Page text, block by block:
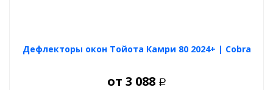
Дефлекторы окон Тойота Камри 80 2024+ | Cobra
от 3 088 Р